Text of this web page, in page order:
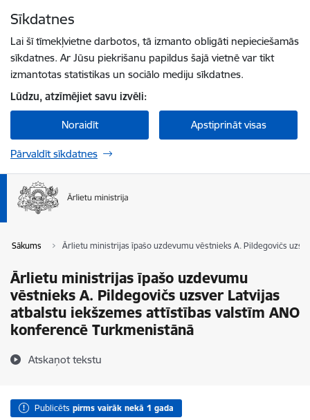
Sīkdatnes
Lai šī tīmekļvietne darbotos, tā izmanto obligāti nepieciešamās
sīkdatnes. Ar Jūsu piekrišanu papildus šajā vietnē var tikt
izmantotas statistikas un sociālo mediju sīkdatnes.
Lūdzu, atzīmējiet savu izvēli:
Noraidīt Apstiprināt visas
Pārvaldīt sīkdatnes
Sākums Ārlietu ministrijas īpašo uzdevumu vēstnieks A. Pildegovičs
Ārlietu ministrijas īpašo uzdevumu
vēstnieks A. Pildegovičs uzsver Latvijas
atbalstu iekšzemes attīstības valstīm ANO
konferencē Turkmenistānā
Atskaņot tekstu
Publicēts pirms vairāk nekā 1 gada